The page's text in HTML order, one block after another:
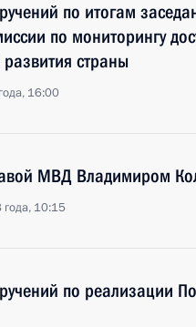
по итогам
по мониторингу
страны
16:00
МВД Владимиром
10:15
по реализации